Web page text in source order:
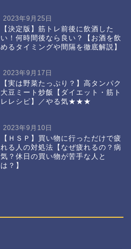
2023年9月25日
【決定版】筋トレ前後に飲酒した
い！何時間後なら良い？【お酒を飲
めるタイミングや間隔を徹底解説】
2023年9月17日
【実は野菜たっぷり？】高タンパク
大豆ミート炒飯【ダイエット・筋ト
レレシピ】／やる気★★★
2023年9月10日
【ＨＳＰ】買い物に行っただけで疲
れる人の対処法【なぜ疲れるの？病
気？休日の買い物が苦手な人と
は？】